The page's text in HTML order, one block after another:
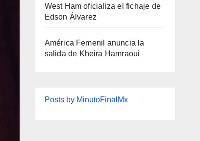
West Ham oficializa el fichaje de
Edson Álvarez
América Femenil anuncia la
salida de Kheira Hamraoui
Posts by MinutoFinalMx